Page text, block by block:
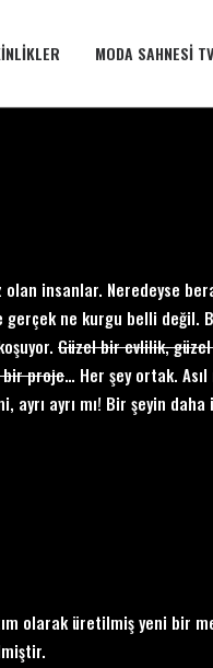
MODA SAHNESI TV
olan insanlar. Neredeyse
gerçek ne kurgu belli değil.
Güzel bir evlilik,
proje… Her şey ortak.
ayrı mı! Bir şeyin
olarak üretilmiş yeni bir